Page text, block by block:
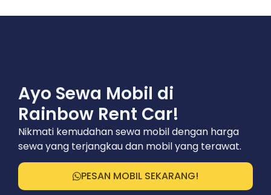
Ayo Sewa Mobil di
Rainbow Rent Car!
Nikmati kemudahan sewa mobil dengan harga
sewa yang terjangkau dan mobil yang terawat.
PESAN MOBIL SEKARANG!